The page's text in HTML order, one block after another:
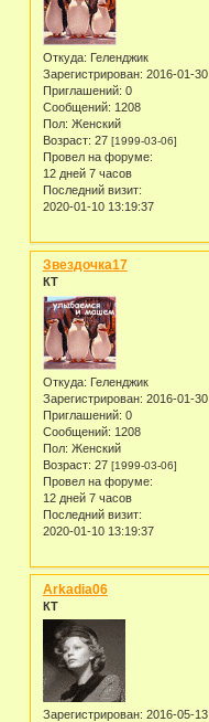
Откуда: Геленджик
Зарегистрирован: 2016-01-30
Приглашений: 0
Сообщений: 1208
Пол: Женский
Возраст: 27 [1999-03-06]
Провел на форуме:
12 дней 7 часов
Последний визит:
2020-01-10 13:19:37
Звездочка17
КТ
Откуда: Геленджик
Зарегистрирован: 2016-01-30
Приглашений: 0
Сообщений: 1208
Пол: Женский
Возраст: 27 [1999-03-06]
Провел на форуме:
12 дней 7 часов
Последний визит:
2020-01-10 13:19:37
Arkadia06
КТ
Зарегистрирован: 2016-05-13